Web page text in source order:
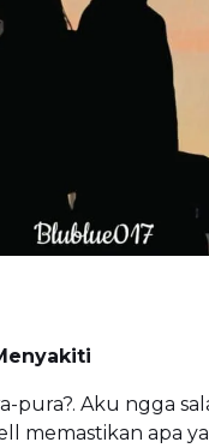
pura?. Aku ngga
memastikan apa